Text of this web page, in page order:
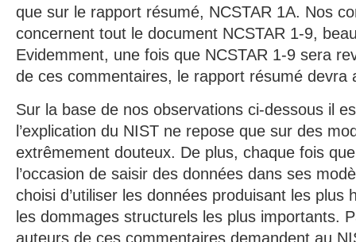
que sur le rapport résumé, NCSTAR 1A. Nos
concernent tout le document NCSTAR 1-9,
Evidemment, une fois que NCSTAR 1-9 sera
de ces commentaires, le rapport résumé devra
Sur la base de nos observations ci-dessous il
l’explication du NIST ne repose que sur des
extrêmement douteux. De plus, chaque fois
l’occasion de saisir des données dans ses
choisi d’utiliser les données produisant les plus
les dommages structurels les plus importants.
auteurs de ces commentaires demandent au